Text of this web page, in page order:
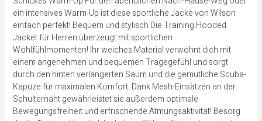
ein intensives Warm-Up ist diese sportliche Jacke von Wilson
einfach perfekt! Bequem und stylisch Die Training Hooded
Jacket für Herren überzeugt mit sportlichen
Wohlfühlmomenten! Ihr weiches Material verwöhnt dich mit
einem angenehmen und bequemen Tragegefühl und sorgt
durch den hinten verlängerten Saum und die gemütliche Scuba-
Kapuze für maximalen Komfort. Dank Mesh-Einsätzen an der
Schulternaht gewährleistet sie außerdem optimale
Bewegungsfreiheit und erfrischende Atmungsaktivität! Besorg